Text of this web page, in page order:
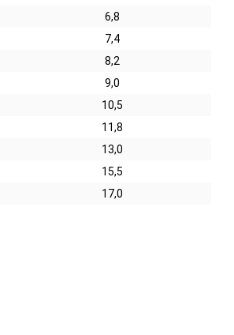
6,8
7,4
8,2
9,0
10,5
11,8
13,0
15,5
17,0